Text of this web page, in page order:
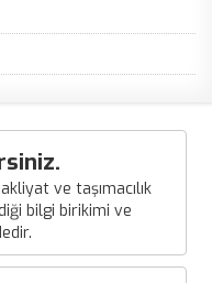
ve taşımacılık
bilgi birikimi ve